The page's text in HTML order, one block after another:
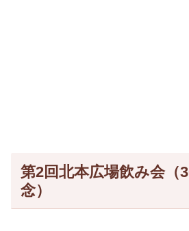
第2回北本広場飲み会（
念）